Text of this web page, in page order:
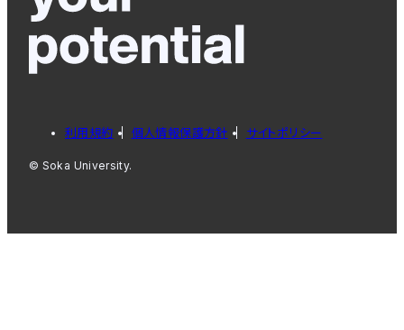
利用規約 個人情報保護方針 サイトポリシー
© Soka University.